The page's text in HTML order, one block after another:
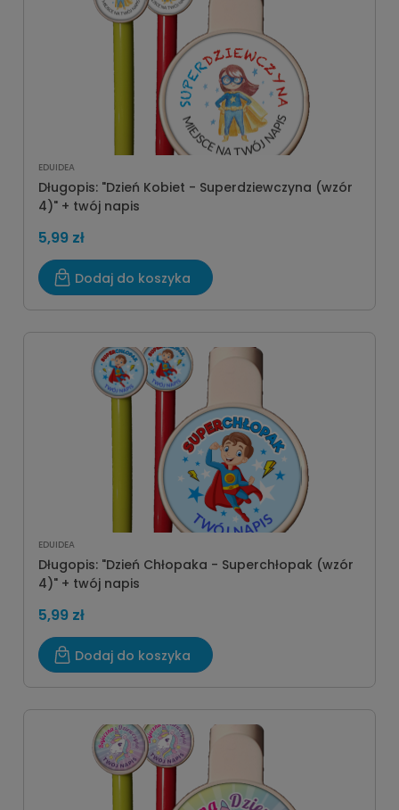
EDUIDEA
Długopis: "Dzień Kobiet - Superdziewczyna (wzór
4)" + twój napis
5,99 zł
Dodaj do koszyka
EDUIDEA
Długopis: "Dzień Chłopaka - Superchłopak (wzór
4)" + twój napis
5,99 zł
Dodaj do koszyka